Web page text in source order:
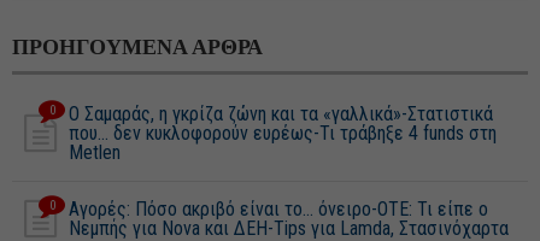
ΠΡΟΗΓΟΥΜΕΝΑ ΑΡΘΡΑ
0
Ο Σαμαράς, η γκρίζα ζώνη και τα «γαλλικά»-Στατιστικά
που... δεν κυκλοφορούν ευρέως-Τι τράβηξε 4 funds στη
Metlen
0
Aγορές: Πόσο ακριβό είναι το… όνειρο-ΟΤΕ: Τι είπε ο
Νεμπής για Nova και ΔΕΗ-Tips για Lamda, Στασινόχαρτα